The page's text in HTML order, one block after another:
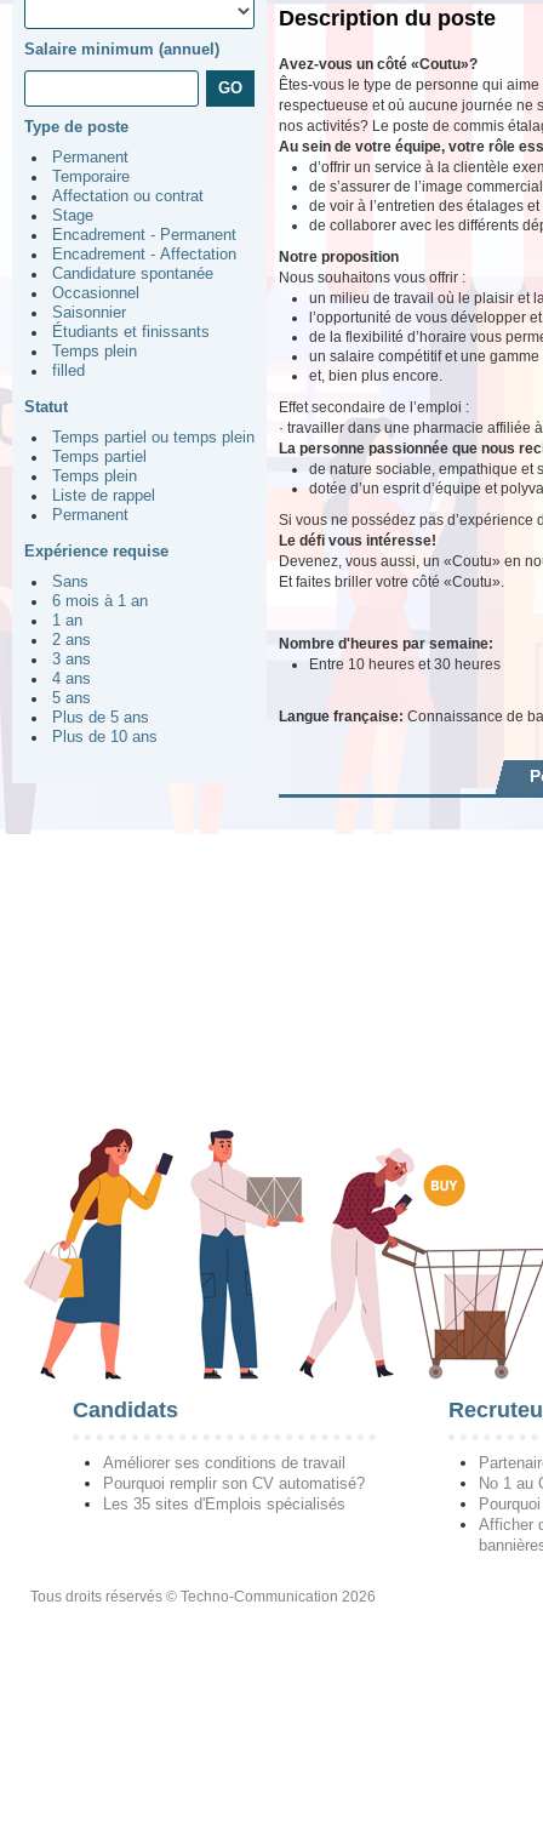
Salaire minimum (annuel)
Type de poste
Permanent
Temporaire
Affectation ou contrat
Stage
Encadrement - Permanent
Encadrement - Affectation
Candidature spontanée
Occasionnel
Saisonnier
Étudiants et finissants
Temps plein
filled
Statut
Temps partiel ou temps plein
Temps partiel
Temps plein
Liste de rappel
Permanent
Expérience requise
Sans
6 mois à 1 an
1 an
2 ans
3 ans
4 ans
5 ans
Plus de 5 ans
Plus de 10 ans
Description du poste
Avez-vous un côté «Coutu»?
Êtes-vous le type de personne qui
respectueuse et où aucune journée ne
nos activités? Le poste de commis
Au sein de votre équipe, votre rôle
d’offrir un service à la clientèle
de s’assurer de l’image
de voir à l’entretien des étalages
de collaborer avec les différents
Notre proposition
Nous souhaitons vous offrir :
un milieu de travail où le plaisir et
l’opportunité de vous développer
de la flexibilité d’horaire vous
un salaire compétitif et une gamme
et, bien plus encore.
Effet secondaire de l’emploi :
· travailler dans une pharmacie affiliée
La personne passionnée que nous
de nature sociable, empathique et
dotée d’un esprit d’équipe et
Si vous ne possédez pas d’expérience
Le défi vous intéresse!
Devenez, vous aussi, un «Coutu» en
Et faites briller votre côté «Coutu».
Nombre d'heures par semaine:
Entre 10 heures et 30 heures
Langue française: Connaissance de
Candidats
Améliorer ses conditions de travail
Pourquoi remplir son CV automatisé?
Les 35 sites d'Emplois spécialisés
No 1 au
Afficher
Tous droits réservés © Techno-Communication 2026